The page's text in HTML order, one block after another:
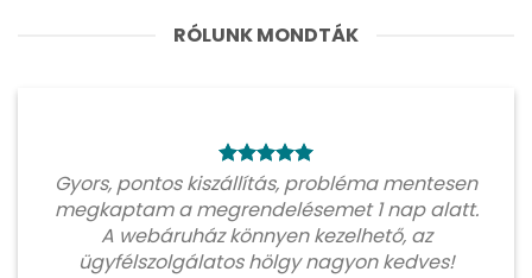
RÓLUNK MONDTÁK
Gyors, pontos kiszállítás, probléma mentesen
megkaptam a megrendelésemet 1 nap alatt.
A webáruház könnyen kezelhető, az
ügyfélszolgálatos hölgy nagyon kedves!